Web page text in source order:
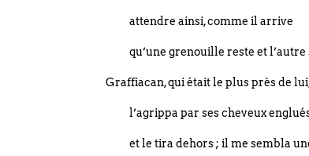
attendre ainsi, comme il arrive
qu’une grenouille reste et l’autre
Graffiacan, qui était le plus près de
l’agrippa par ses cheveux
et le tira dehors ; il me sembla